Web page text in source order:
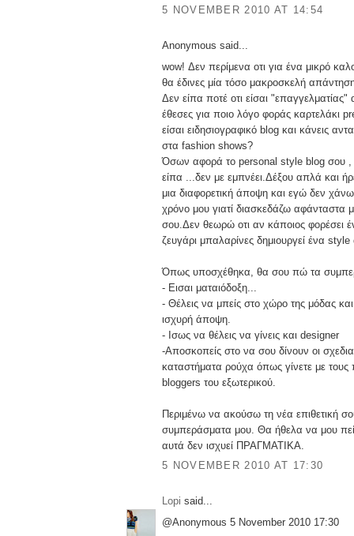
5 NOVEMBER 2010 AT 14:54
Anonymous said...
wow! Δεν περίμενα οτι για ένα μικρό
θα έδινες μία τόσο μακροσκελή
Δεν είπα ποτέ οτι είσαι
έθεσες για ποιο λόγο φοράς καρτελάκι
είσαι ειδησιογραφικό blog και κάνεις
στα fashion shows?
Όσων αφορά το personal style blog σου ,
είπα ...δεν με εμπνέει.Δέξου απλά και
μια διαφορετική άποψη και εγώ δεν
χρόνο μου γιατί διασκεδάζω αφάνταστα
σου.Δεν θεωρώ οτι αν κάποιος φορέσει
ζευγάρι μπαλαρίνες δημιουργεί ένα
Όπως υποσχέθηκα, θα σου πώ τα
- Εισαι ματαιόδοξη...
- Θέλεις να μπείς στο χώρο της μόδας
ισχυρή άποψη.
- Ισως να θέλεις να γίνεις και designer
-Αποσκοπείς στο να σου δίνουν οι
καταστήματα ρούχα όπως γίνετε με τους
bloggers του εξωτερικού.
Περιμένω να ακούσω τη νέα επιθετική
συμπεράσματα μου. Θα ήθελα να μου
αυτά δεν ισχυεί ΠΡΑΓΜΑΤΙΚΑ.
5 NOVEMBER 2010 AT 17:30
Lopi said...
@Anonymous 5 November 2010 17:30